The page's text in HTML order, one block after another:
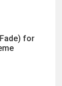
for